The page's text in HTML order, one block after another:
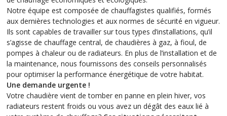
Notre équipe est composée de chauffagistes qualifiés, formés
aux dernières technologies et aux normes de sécurité en vigueur.
Ils sont capables de travailler sur tous types d’installations, qu’il
s’agisse de chauffage central, de chaudières à gaz, à fioul, de
pompes à chaleur ou de radiateurs. En plus de l’installation et de
la maintenance, nous fournissons des conseils personnalisés
pour optimiser la performance énergétique de votre habitat.
Une demande urgente !
Votre chaudière vient de tomber en panne en plein hiver, vos
radiateurs restent froids ou vous avez un dégât des eaux lié à